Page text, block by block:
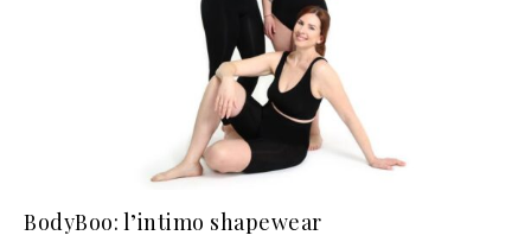
BodyBoo: l’intimo shapewear